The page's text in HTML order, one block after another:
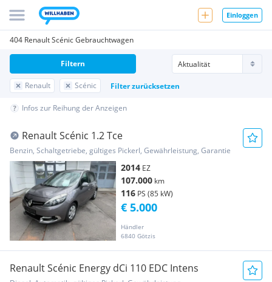
Einloggen
404 Renault Scénic Gebrauchtwagen
Renault Scénic Filter zurücksetzen
Filtern
Infos zur Reihung der Anzeigen
Renault Scénic 1.2 Tce
Benzin, Schaltgetriebe, gültiges Pickerl, Gewährleistung, Garantie
2014 EZ
107.000 km
116 PS (85 kW)
Händler
6840 Götzis
€ 5.000
Renault Scénic Energy dCi 110 EDC Intens